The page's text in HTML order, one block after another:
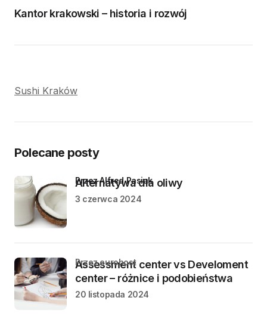
Kantor krakowski – historia i rozwój
Sushi Kraków
Polecane posty
Alternatywa dla oliwy
przez Alfred Pasiak
3 czerwca 2024
Assessment center vs Develoment
center – różnice i podobieństwa
przez eurohost
20 listopada 2024